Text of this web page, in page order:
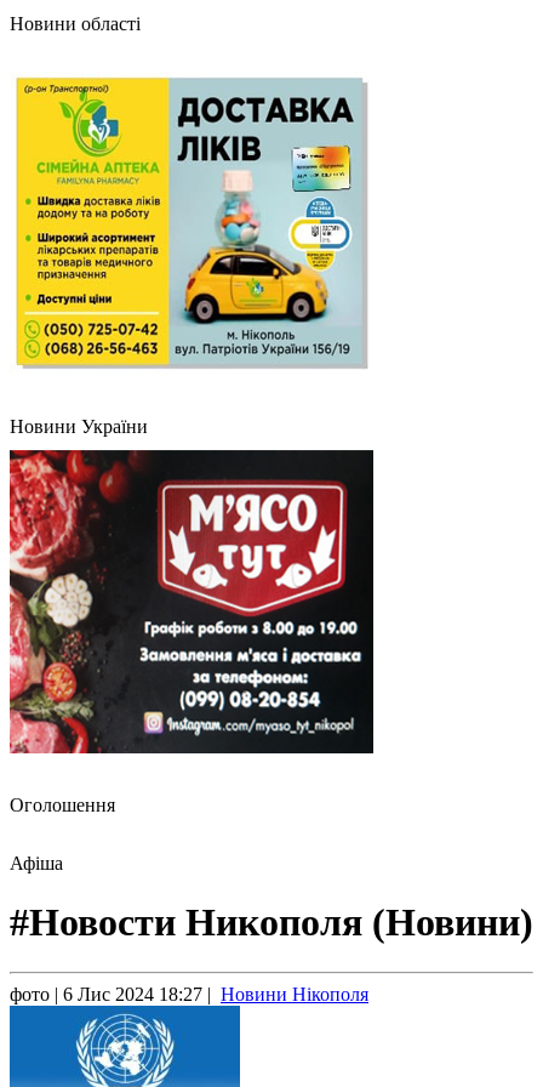
Новини області
Новини України
Оголошення
Афіша
#Новости Никополя (Новини)
фото | 6 Лис 2024 18:27 | Новини Нікополя